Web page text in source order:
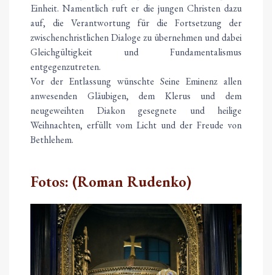
Einheit. Namentlich ruft er die jungen Christen dazu
auf, die Verantwortung für die Fortsetzung der
zwischenchristlichen Dialoge zu übernehmen und dabei
Gleichgültigkeit und Fundamentalismus
entgegenzutreten.
Vor der Entlassung wünschte Seine Eminenz allen
anwesenden Gläubigen, dem Klerus und dem
neugeweihten Diakon gesegnete und heilige
Weihnachten, erfüllt vom Licht und der Freude von
Bethlehem.
Fotos: (Roman Rudenko)